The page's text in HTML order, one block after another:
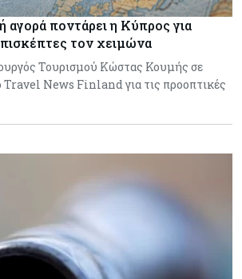
αγορά ποντάρει η Κύπρος για
τον χειμώνα
Τουρισμού Κώστας Κουμής σε
Travel News Finland για τις προοπτικές